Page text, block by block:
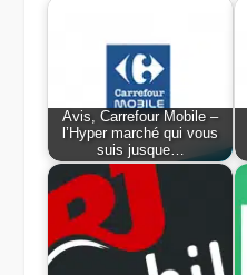
Avis, Carrefour Mobile –
l’Hyper marché qui vous
suis jusque…